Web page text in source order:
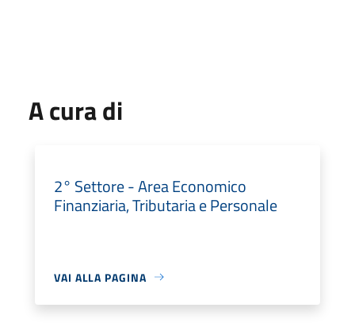
A cura di
2° Settore - Area Economico
Finanziaria, Tributaria e Personale
VAI ALLA PAGINA